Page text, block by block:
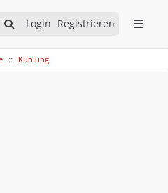
Login Registrieren
Kühlung